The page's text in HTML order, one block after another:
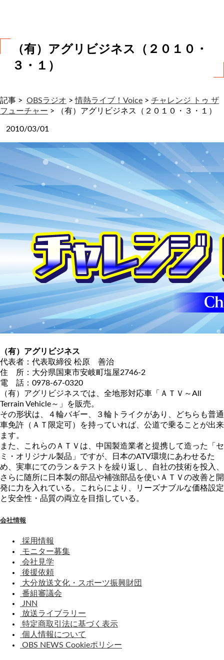
（有）アグリビジネス（２０１０・
３・１）
記事 > OBSラジオ >情熱ライブ！Voice > チャレンジ トゥ ザ
フューチャー > （有）アグリビジネス（２０１０・３・１）
2010/03/01
（有）アグリビジネス
代表者：代表取締役 松原 善治
住 所：大分県国東市安岐町塩屋2746-2
電 話：0978-67-0320
（有）アグリビジネスでは、全地形対応車「ＡＴＶ～All
Terrain Vehicle～」を販売。
その形状は、４輪バギー、３輪トライクがあり、どちらも普通
車免許（ＡＴ限定可）を持っていれば、公道で乗ることが出来
ます。
また、これらのＡＴＶは、中国製造業者と提携して造った「セ
ミ・オリジナル製品」ですが、日本のATV環境にあわせるた
め、実車にてのラン＆テストを繰り返し、自社の技術を投入、
さらに随所に日本製の部品や補強部品を使いＡＴＶの改善と開
発に力を入れている。これらにより、リーズナブルな価格設定
と安全性・品質の両立を目指している。
会社情報
採用情報
モニター募集
会社見学
後援依頼
大分放送文化・スポーツ振興財団
番組審議会
JNN
放送ライブラリー
特定商取引法に基づく表示
個人情報について
OBS NEWS Cookieポリシー